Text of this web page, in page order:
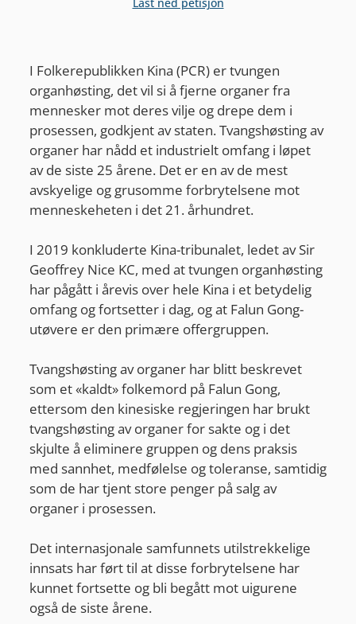
I Folkerepublikken Kina (PCR) er tvungen
organhøsting, det vil si å fjerne organer fra
mennesker mot deres vilje og drepe dem i
prosessen, godkjent av staten. Tvangshøsting av
organer har nådd et industrielt omfang i løpet
av de siste 25 årene. Det er en av de mest
avskyelige og grusomme forbrytelsene mot
menneskeheten i det 21. århundret.
I 2019 konkluderte Kina-tribunalet, ledet av Sir
Geoffrey Nice KC, med at tvungen organhøsting
har pågått i årevis over hele Kina i et betydelig
omfang og fortsetter i dag, og at Falun Gong-
utøvere er den primære offergruppen.
Tvangshøsting av organer har blitt beskrevet
som et «kaldt» folkemord på Falun Gong,
ettersom den kinesiske regjeringen har brukt
tvangshøsting av organer for sakte og i det
skjulte å eliminere gruppen og dens praksis
med sannhet, medfølelse og toleranse, samtidig
som de har tjent store penger på salg av
organer i prosessen.
Det internasjonale samfunnets utilstrekkelige
innsats har ført til at disse forbrytelsene har
kunnet fortsette og bli begått mot uigurene
også de siste årene.